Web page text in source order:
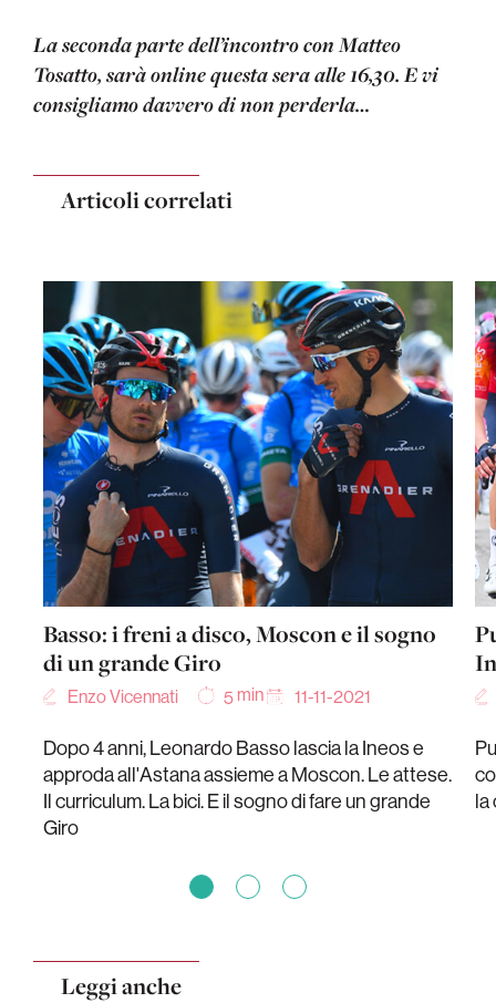
La seconda parte dell’incontro con Matteo
Tosatto, sarà online questa sera alle 16,30. E vi
consigliamo davvero di non perderla…
Articoli correlati
Basso: i freni a disco, Moscon e il sogno
di un grande Giro
Enzo Vicennati 5 min 11-11-2021
Dopo 4 anni, Leonardo Basso lascia la Ineos e
approda all'Astana assieme a Moscon. Le attese.
Il curriculum. La bici. E il sogno di fare un grande
Giro
la
Leggi anche